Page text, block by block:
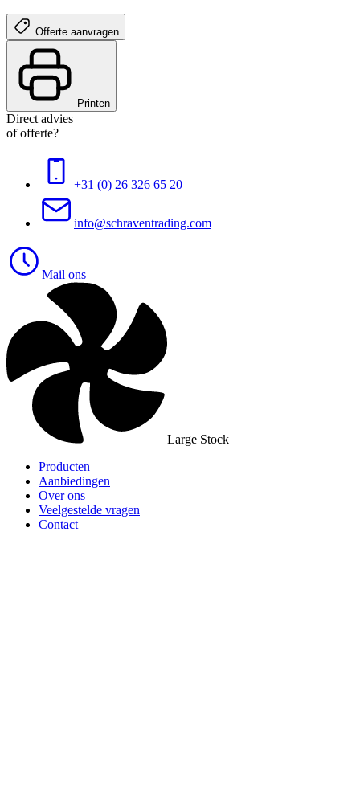
Offerte aanvragen
Printen
Direct advies
of offerte?
+31 (0) 26 326 65 20
info@schraventrading.com
Mail ons
Large Stock
Producten
Aanbiedingen
Over ons
Veelgestelde vragen
Contact